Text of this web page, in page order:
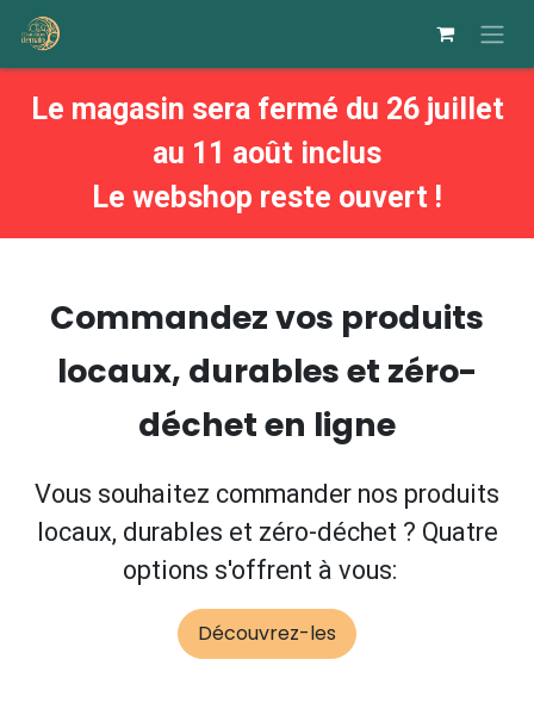
Se rendre au contenu
Le magasin sera fermé du 26 juillet
au 11 août inclus
Le webshop reste ouvert !
Commandez vos produits
locaux, durables et zéro-
déchet en ligne
Vous souhaitez commander nos produits
locaux, durables et zéro-déchet ? Quatre
options s'offrent à vous:
Découvrez-les